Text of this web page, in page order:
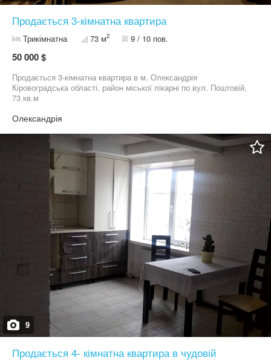
Продається 3-кімнатна квартира
Трикімнатна 73 м2 9 / 10 пов.
50 000 $
Продається 3-кімнатна квартира в м. Олександрія
Кіровоградська області, район міської лікарні по вул. Поштовій,
73 кв.м
Олександрія
9
Продається 4- кімнатна квартира в чудовій